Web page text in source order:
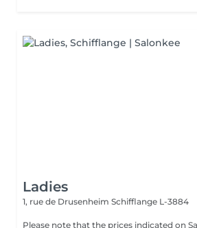
Ladies
1, rue de Drusenheim Schifflange L-3884
Please note that the prices indicated on